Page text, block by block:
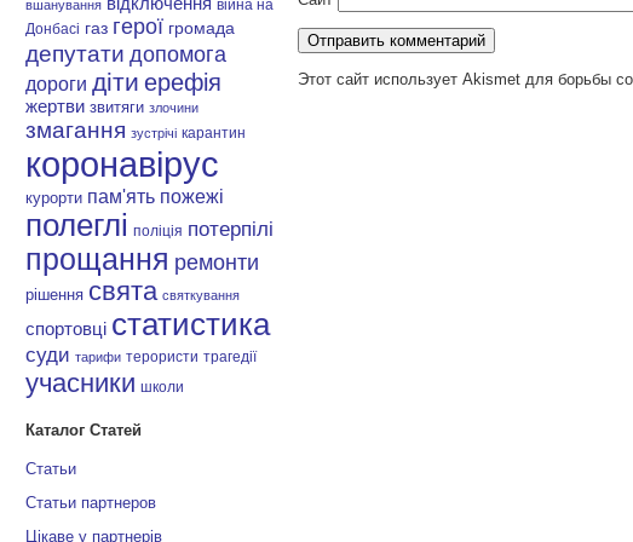
вшанування
війна на
Донбасі газ герої громада
депутати допомога
дороги діти ерефія
жертви звитяги злочини
змагання зустрічі карантин
коронавірус
курорти пам'ять пожежі
полеглі поліція потерпілі
прощання ремонти
рішення свята святкування
спортовці статистика
суди тарифи терористи трагедії
учасники школи
Каталог Статей
Статьи
Статьи партнеров
Цікаве у партнерів
Этот сайт использует Akismet для борьбы